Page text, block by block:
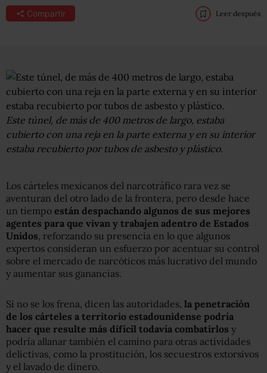
Compartir Leer después
Este túnel, de más de 400 metros de largo, estaba
cubierto con una reja en la parte externa y en su interior
estaba recubierto por tubos de asbesto y plástico.
Los cárteles mexicanos del narcotráfico rara vez se
aventuran del otro lado de la frontera, pero desde hace
un tiempo están despachando algunos de sus mejores
agentes para que vivan y trabajen adentro de Estados
Unidos, reforzando su presencia en lo que algunos
expertos consideran un esfuerzo por acentuar su control
sobre el mercado de narcóticos más lucrativo del mundo
y aumentar sus ganancias.
Si no se los frena, dicen las autoridades, la penetración
de los cárteles a territorio estadounidense podría
hacer que resulte más difícil todavía combatirlos y
podría allanar también el camino para otras actividades
delictivas, como la prostitución, los secuestros extorsivos
y el lavado de dinero.